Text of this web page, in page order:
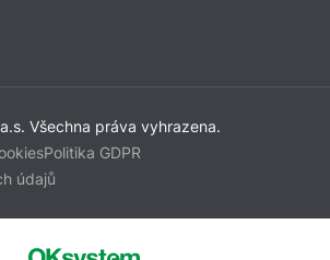
Všechna práva vyhrazena.
Politika GDPR
údajů